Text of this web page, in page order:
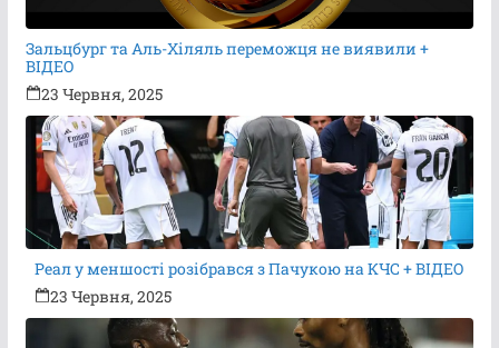
Зальцбург та Аль-Хіляль переможця не виявили +
ВІДЕО
23 Червня, 2025
Реал у меншості розібрався з Пачукою на КЧС + ВІДЕО
23 Червня, 2025